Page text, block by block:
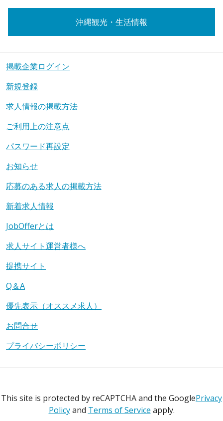
沖縄観光・生活情報
掲載企業ログイン
新規登録
求人情報の掲載方法
ご利用上の注意点
パスワード再設定
お知らせ
応募のある求人の掲載方法
新着求人情報
JobOfferとは
求人サイト運営者様へ
提携サイト
Q＆A
優先表示（オススメ求人）
お問合せ
プライバシーポリシー
This site is protected by reCAPTCHA and the GooglePrivacy
Policyand Terms of Service apply.